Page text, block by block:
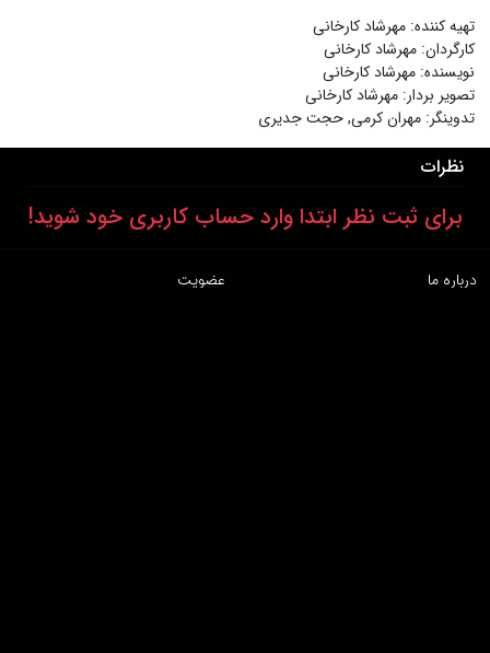
تهیه کننده: مهرشاد کارخانی
کارگردان: مهرشاد کارخانی
نویسنده: مهرشاد کارخانی
تصویر بردار: مهرشاد کارخانی
تدوینگر: مهران کرمی,حجت جدیری
نظرات
برای ثبت نظر ابتدا وارد حساب کاربری خود شوید!
درباره ما
عضویت